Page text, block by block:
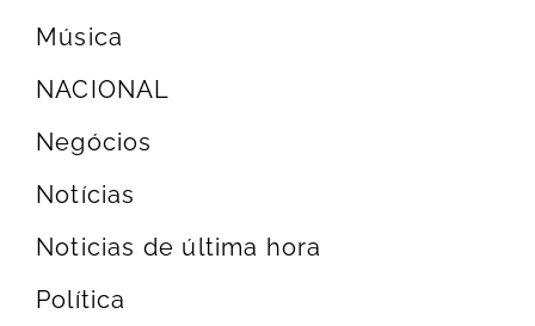
Música
NACIONAL
Negócios
Notícias
Noticias de última hora
Política